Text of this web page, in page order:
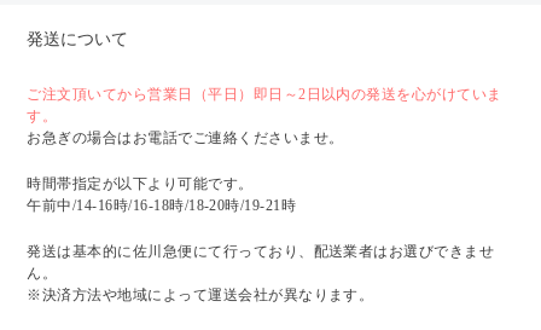
発送について
ご注文頂いてから営業日（平日）即日～2日以内の発送を心がけていま
す。
お急ぎの場合はお電話でご連絡くださいませ。
時間帯指定が以下より可能です。
午前中/14-16時/16-18時/18-20時/19-21時
発送は基本的に佐川急便にて行っており、配送業者はお選びできませ
ん。
※決済方法や地域によって運送会社が異なります。